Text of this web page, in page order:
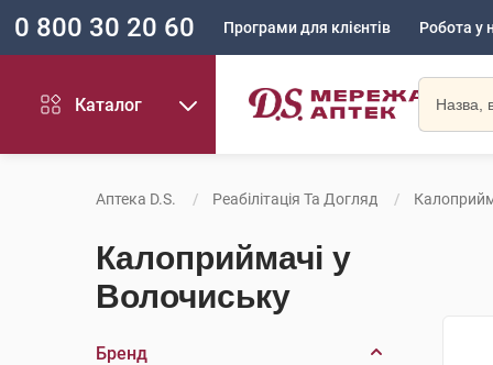
0 800 30 20 60 Програми для клієнтів Робота у
Каталог
Аптека D.S. Реабілітація Та Догляд
Калоприймачі у
Волочиську
Бренд